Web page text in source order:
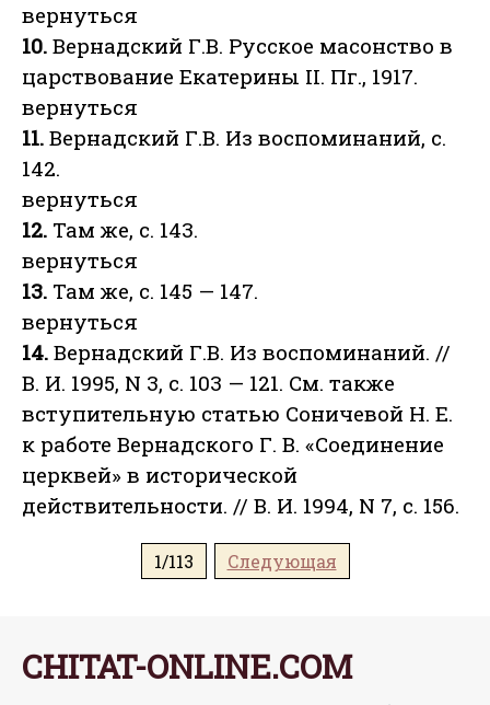
вернуться
10. Вернадский Г.В. Русское масонство в
царствование Екатерины II. Пг., 1917.
вернуться
11. Вернадский Г.В. Из воспоминаний, с.
142.
вернуться
12. Там же, с. 143.
вернуться
13. Там же, с. 145 — 147.
вернуться
14. Вернадский Г.В. Из воспоминаний. //
В. И. 1995, N 3, с. 103 — 121. См. также
вступительную статью Соничевой Н. Е.
к работе Вернадского Г. В. «Соединение
церквей» в исторической
действительности. // В. И. 1994, N 7, с. 156.
1/113 Следующая
CHITAT-ONLINE.COM